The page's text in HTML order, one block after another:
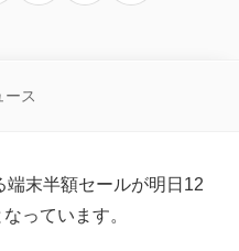
ース
末半額セールが明日12
っています。